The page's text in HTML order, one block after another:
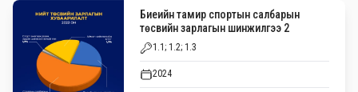
Биеийн тамир спортын салбарын
төсвийн зарлагын шинжилгээ 2
1.1; 1.2; 1.3
2024